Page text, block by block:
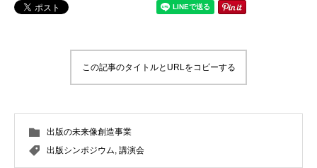
この記事のタイトルとURLをコピーする
出版の未来像創造事業
出版シンポジウム, 講演会